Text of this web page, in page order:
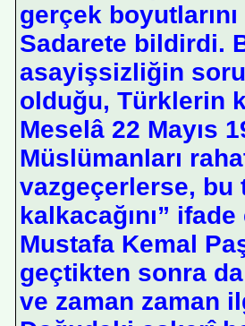
gerçek
Sadarete bildirdi.
asayişsizliğin
olduğu, Türklerin
Meselâ 22 Mayıs
Müslümanları
vazgeçerlerse,
kalkacağını”
Mustafa Kemal
geçtikten sonra
ve zaman zaman